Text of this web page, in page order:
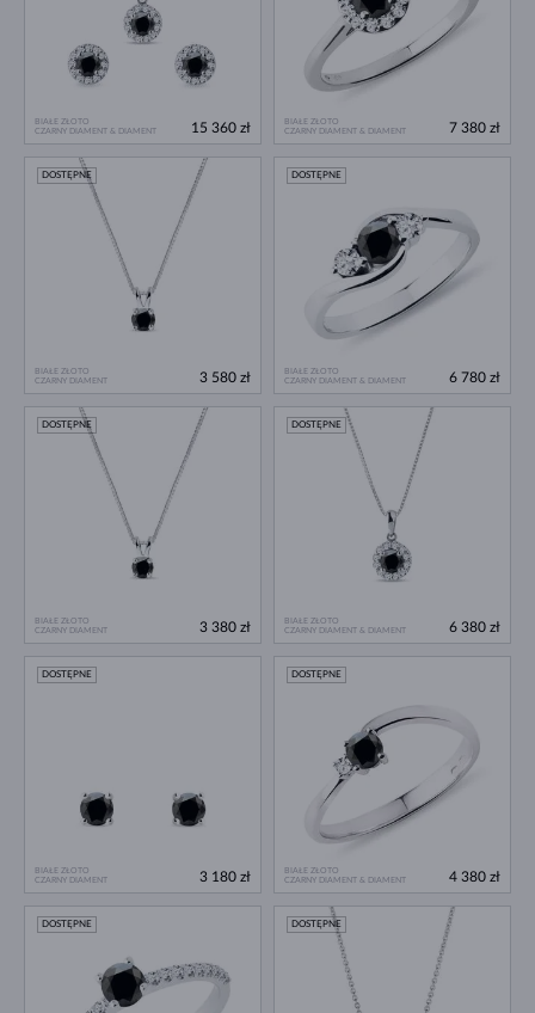
BIAŁE ZŁOTO
CZARNY DIAMENT & DIAMENT
15 360 zł
BIAŁE ZŁOTO
CZARNY DIAMENT & DIAMENT
7 380 zł
BIAŁE ZŁOTO
CZARNY DIAMENT
DOSTĘPNE
3 580 zł
BIAŁE ZŁOTO
CZARNY DIAMENT & DIAMENT
DOSTĘPNE
6 780 zł
BIAŁE ZŁOTO
CZARNY DIAMENT
DOSTĘPNE
3 380 zł
BIAŁE ZŁOTO
CZARNY DIAMENT & DIAMENT
DOSTĘPNE
6 380 zł
BIAŁE ZŁOTO
CZARNY DIAMENT
DOSTĘPNE
3 180 zł
BIAŁE ZŁOTO
CZARNY DIAMENT & DIAMENT
DOSTĘPNE
4 380 zł
DOSTĘPNE DOSTĘPNE